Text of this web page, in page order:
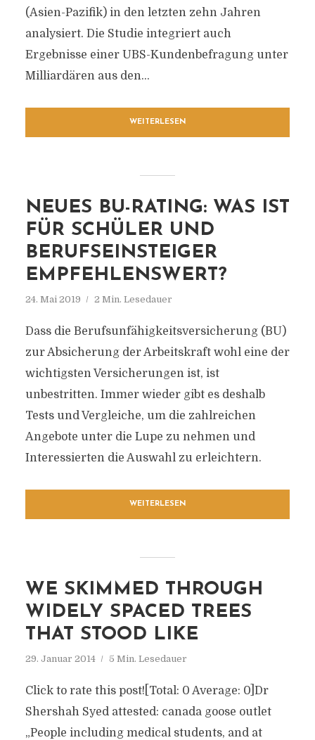
(Asien-Pazifik) in den letzten zehn Jahren
analysiert. Die Studie integriert auch
Ergebnisse einer UBS-Kundenbefragung unter
Milliardären aus den...
WEITERLESEN
NEUES BU-RATING: WAS IST
FÜR SCHÜLER UND
BERUFSEINSTEIGER
EMPFEHLENSWERT?
24. Mai 2019 2 Min. Lesedauer
Dass die Berufsunfähigkeitsversicherung (BU)
zur Absicherung der Arbeitskraft wohl eine der
wichtigsten Versicherungen ist, ist
unbestritten. Immer wieder gibt es deshalb
Tests und Vergleiche, um die zahlreichen
Angebote unter die Lupe zu nehmen und
Interessierten die Auswahl zu erleichtern.
WEITERLESEN
WE SKIMMED THROUGH
WIDELY SPACED TREES
THAT STOOD LIKE
29. Januar 2014 5 Min. Lesedauer
Click to rate this post![Total: 0 Average: 0]Dr
Shershah Syed attested: canada goose outlet
„People including medical students, and at